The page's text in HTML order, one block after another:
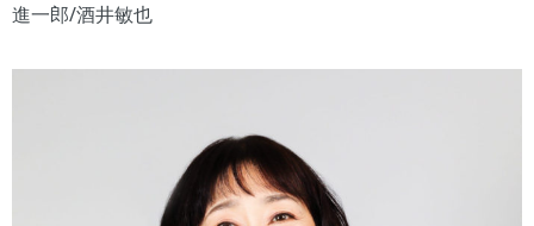
進一郎/酒井敏也